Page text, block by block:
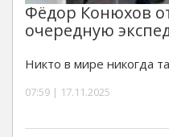
Фёдор Конюхов
очередную
Никто в мире никогда
07:59 | 17.11.2025